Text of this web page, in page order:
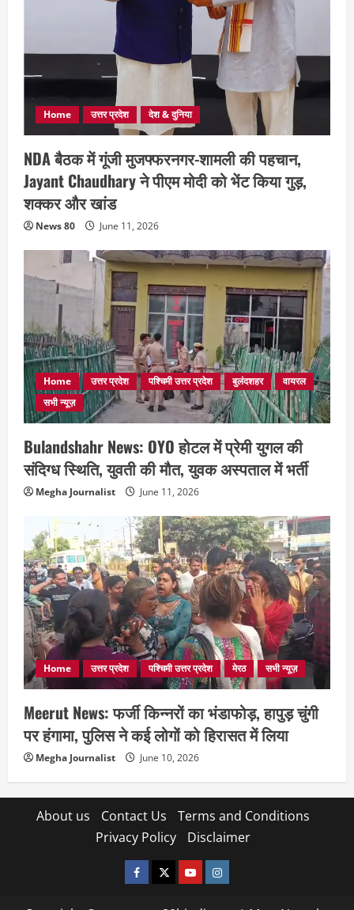
Home उत्तर प्रदेश देश & दुनिया
NDA बैठक में गूंजी मुजफ्फरनगर-शामली की पहचान,
Jayant Chaudhary ने पीएम मोदी को भेंट किया गुड़,
शक्कर और खांड
News 80 June 11, 2026
Home उत्तर प्रदेश पश्चिमी उत्तर प्रदेश बुलंदशहर
वायरल
सभी न्यूज़
Bulandshahr News: OYO होटल में प्रेमी युगल की
संदिग्ध स्थिति, युवती की मौत, युवक अस्पताल में भर्ती
Megha Journalist June 11, 2026
Home उत्तर प्रदेश पश्चिमी उत्तर प्रदेश मेरठ सभी न्यूज़
Meerut News: फर्जी किन्नरों का भंडाफोड़, हापुड़ चुंगी
पर हंगामा, पुलिस ने कई लोगों को हिरासत में लिया
Megha Journalist June 10, 2026
About us Contact Us
Terms and Conditions
Privacy Policy
Disclaimer
facebooktwitterYOUTUBE
instagram